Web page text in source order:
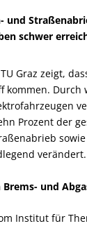
und
schwer
Graz zeigt,
kommen.
Prozent der
verändert.
und
Institut für